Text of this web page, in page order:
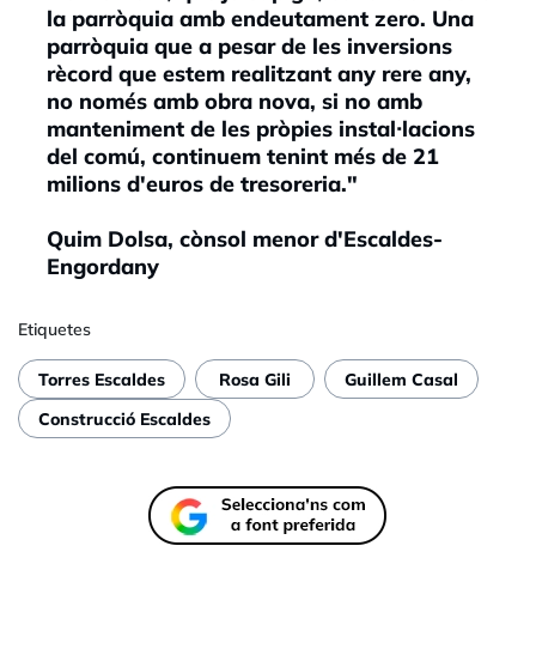
la parròquia amb endeutament zero. Una
parròquia que a pesar de les inversions
rècord que estem realitzant any rere any,
no només amb obra nova, si no amb
manteniment de les pròpies instal·lacions
del comú, continuem tenint més de 21
milions d'euros de tresoreria."
Quim Dolsa, cònsol menor d'Escaldes-
Engordany
Etiquetes
Torres Escaldes Rosa Gili
Guillem Casal
Construcció Escaldes